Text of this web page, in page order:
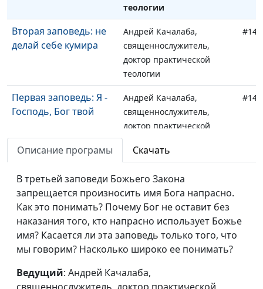
теологии
Вторая заповедь: не
делай себе кумира
Андрей Качалаба,
священнослужитель,
доктор практической
теологии
#149
Первая заповедь: Я -
Господь, Бог твой
Андрей Качалаба,
священнослужитель,
доктор практической
#148
зачем они нам?
Андрей Качалаба,
священнослужитель,
доктор практической
теологии
#147
Плод жизни человека
Виталий Грушко,
священнослужитель
Как слышать голос
Божий?
Виталий Грушко,
Описание програмы Скачать
В третьей заповеди Божьего Закона
запрещается произносить имя Бога напрасно.
Как это понимать? Почему Бог не оставит без
наказания того, кто напрасно использует Божье
имя? Касается ли эта заповедь только того, что
мы говорим? Насколько широко ее понимать?
Ведущий: Андрей Качалаба,
священнослужитель, доктор практической